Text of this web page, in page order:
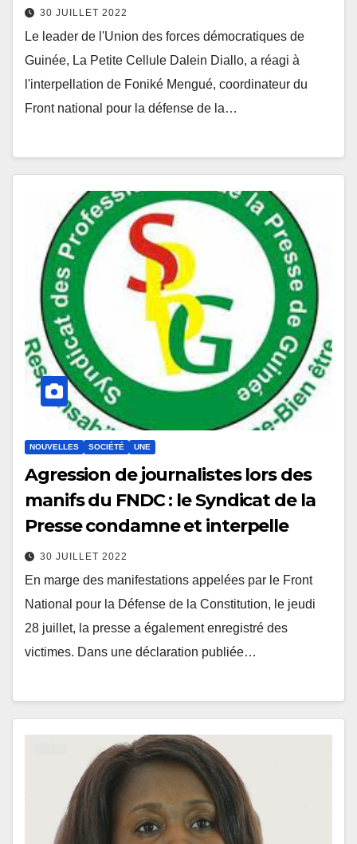
30 JUILLET 2022
Le leader de l'Union des forces démocratiques de
Guinée, La Petite Cellule Dalein Diallo, a réagi à
l'interpellation de Foniké Mengué, coordinateur du
Front national pour la défense de la…
NOUVELLES SOCIÉTÉ UNE
Agression de journalistes lors des
manifs du FNDC : le Syndicat de la
Presse condamne et interpelle
30 JUILLET 2022
En marge des manifestations appelées par le Front
National pour la Défense de la Constitution, le jeudi
28 juillet, la presse a également enregistré des
victimes. Dans une déclaration publiée…